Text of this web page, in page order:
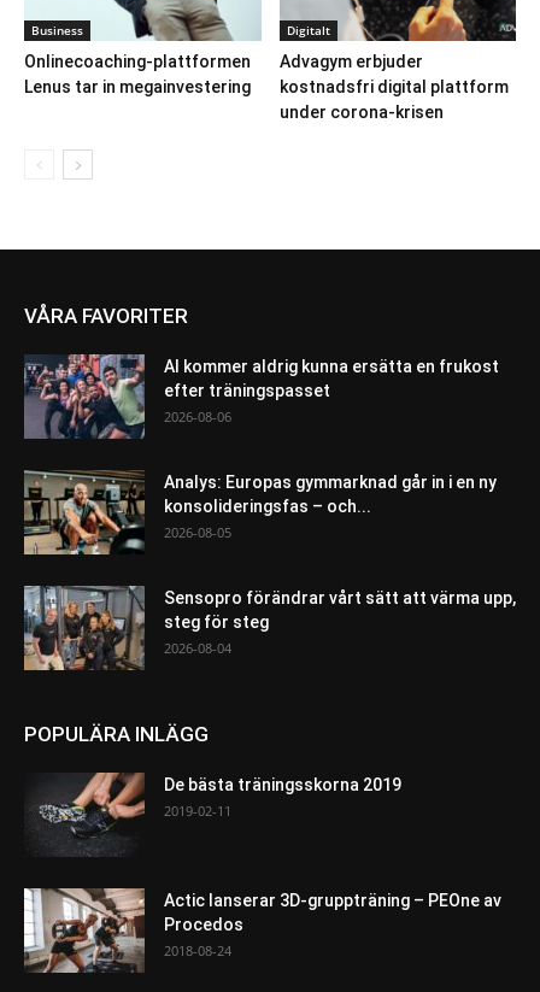
Business
Onlinecoaching-plattformen
Lenus tar in megainvestering
Digitalt
Advagym erbjuder
kostnadsfri digital plattform
under corona-krisen
VÅRA FAVORITER
AI kommer aldrig kunna ersätta en frukost
efter träningspasset
2026-08-06
Analys: Europas gymmarknad går in i en ny
konsolideringsfas – och...
2026-08-05
Sensopro förändrar vårt sätt att värma upp,
steg för steg
2026-08-04
POPULÄRA INLÄGG
De bästa träningsskorna 2019
2019-02-11
Actic lanserar 3D-gruppträning – PEOne av
Procedos
2018-08-24